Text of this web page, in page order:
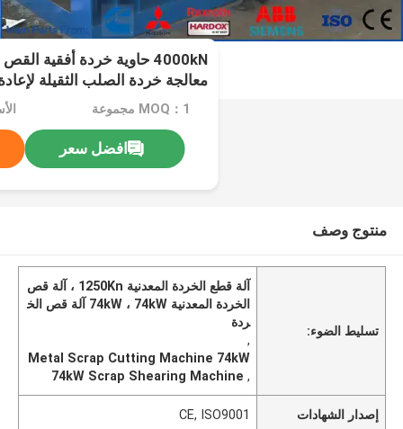
معالجة خردة الصلب الثقيلة
الصلب
MOQ：1 مجموعة
افضل سعر
منتوج وصف
تسليط الضوء:
آلة قطع الخردة المعدنية 1250Kn ، آلة قص
الخردة المعدنية 74kW ، 74kW آلة قص الخ
ردة
,
Metal Scrap Cutting Machine 74kW
,
74kW Scrap Shearing Machine
إصدار الشهادات CE, ISO9001